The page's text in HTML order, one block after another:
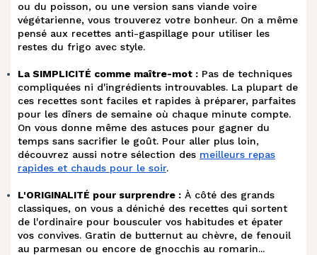
ou du poisson, ou une version sans viande voire
végétarienne, vous trouverez votre bonheur. On a même
pensé aux recettes anti-gaspillage pour utiliser les
restes du frigo avec style.
La SIMPLICITÉ comme maître-mot : Pas de techniques
compliquées ni d'ingrédients introuvables. La plupart de
ces recettes sont faciles et rapides à préparer, parfaites
pour les dîners de semaine où chaque minute compte.
On vous donne même des astuces pour gagner du
temps sans sacrifier le goût. Pour aller plus loin,
découvrez aussi notre sélection des meilleurs repas
rapides et chauds pour le soir.
L'ORIGINALITÉ pour surprendre : À côté des grands
classiques, on vous a déniché des recettes qui sortent
de l'ordinaire pour bousculer vos habitudes et épater
vos convives. Gratin de butternut au chèvre, de fenouil
au parmesan ou encore de gnocchis au romarin...